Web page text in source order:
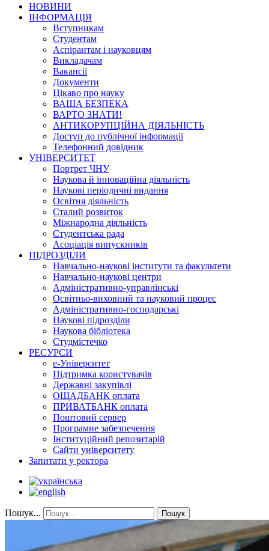
НОВИНИ
ІНФОРМАЦІЯ
Вступникам
Студентам
Аспірантам і науковцям
Викладачам
Вакансії
Документи
Цікаво про науку
ВАША БЕЗПЕКА
ВАРТО ЗНАТИ!
АНТИКОРУПЦІЙНА ДІЯЛЬНІСТЬ
Доступ до публічної інформації
Телефонний довідник
УНІВЕРСИТЕТ
Портрет ЧНУ
Наукова й інноваційна діяльність
Наукові періодичні видання
Освітня діяльність
Сталий розвиток
Міжнародна діяльність
Студентська рада
Асоціація випускників
ПІДРОЗДІЛИ
Навчально-наукові інститути та факультети
Навчально-наукові центри
Адміністративно-управлінські
Освітньо-виховний та науковий процес
Адміністративно-господарські
Наукові підрозділи
Наукова бібліотека
Студмістечко
РЕСУРСИ
е-Університет
Підтримка користувачів
Державні закупівлі
ОЩАДБАНК оплата
ПРИВАТБАНК оплата
Поштовий сервер
Програмне забезпечення
Інституційний репозитарій
Сайти університету
Запитати у ректора
Пошук... Пошук